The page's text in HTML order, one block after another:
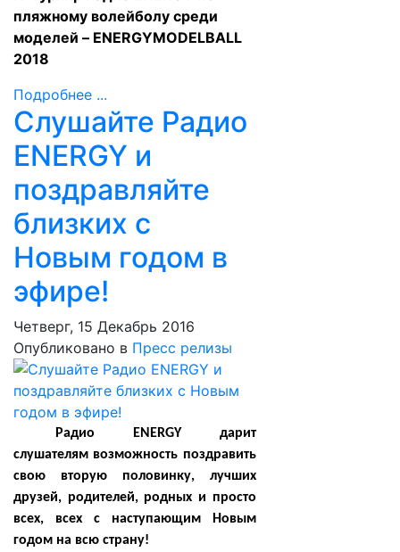
пляжному волейболу среди
моделей – ENERGYMODELBALL
2018
Подробнее ...
Слушайте Радио
ENERGY и
поздравляйте
близких с
Новым годом в
эфире!
Четверг, 15 Декабрь 2016
Опубликовано в Пресс релизы
Радио ENERGY дарит
слушателям возможность поздравить
свою вторую половинку, лучших
друзей, родителей, родных и просто
всех, всех с наступающим Новым
годом на всю страну!